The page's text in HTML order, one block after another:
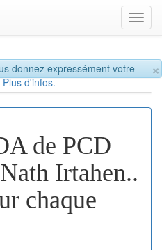
×
donnez expressément votre
Plus d'infos.
de PCD
Irtahen..
chaque